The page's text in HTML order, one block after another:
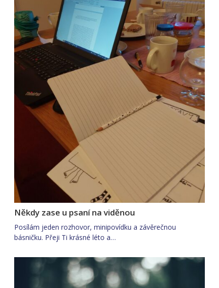
Někdy zase u psaní na viděnou
Posílám jeden rozhovor, minipovídku a závěrečnou
básničku. Přeji Ti krásné léto a…